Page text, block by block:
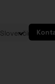
Slovenčina